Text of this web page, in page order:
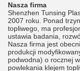
Nasza firma
Shenzhen Tunsing
2007 roku. Ponad
topliwego, ma
ustawia badania,
Nasza firma jest
produkcji
podwodna) o rocznej
powlekania klejem